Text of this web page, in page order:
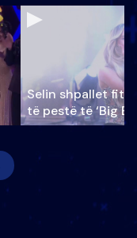
Selin shpallet
të pestë të ‘Big